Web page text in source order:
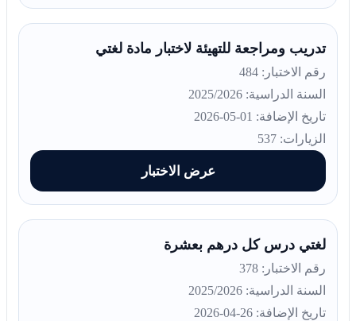
تدريب ومراجعة للتهيئة لاختبار مادة لغتي
رقم الاختبار: 484
السنة الدراسية: 2025/2026
تاريخ الإضافة: 01-05-2026
الزيارات: 537
عرض الاختبار
لغتي درس كل درهم بعشرة
رقم الاختبار: 378
السنة الدراسية: 2025/2026
تاريخ الإضافة: 26-04-2026